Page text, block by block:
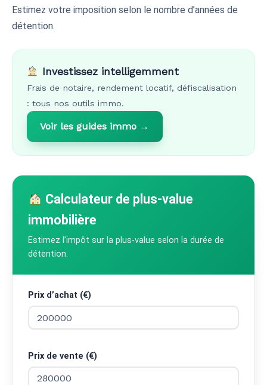
Estimez votre imposition selon le nombre d’années de
détention.
Investissez intelligemment
Frais de notaire, rendement locatif, défiscalisation
: tous nos outils immo.
Voir les guides immo →
Calculateur de plus-value
immobilière
Estimez l’impôt sur la plus-value selon la durée de
détention.
Prix d’achat (€)
Prix de vente (€)